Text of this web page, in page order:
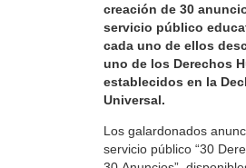
creación de 30
servicio público
cada uno de ellos
uno de los Derechos
establecidos en la
Universal.
Los galardonados
servicio público “30